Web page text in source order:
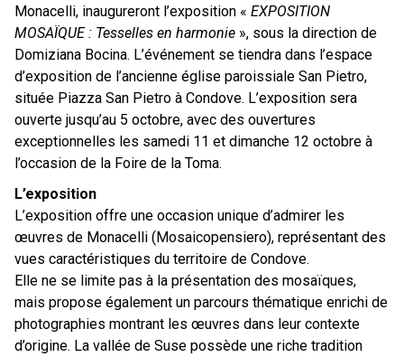
Monacelli, inaugureront l’exposition « EXPOSITION
MOSAÏQUE : Tesselles en harmonie », sous la direction de
Domiziana Bocina. L’événement se tiendra dans l’espace
d’exposition de l’ancienne église paroissiale San Pietro,
située Piazza San Pietro à Condove. L’exposition sera
ouverte jusqu’au 5 octobre, avec des ouvertures
exceptionnelles les samedi 11 et dimanche 12 octobre à
l’occasion de la Foire de la Toma.
L’exposition
L’exposition offre une occasion unique d’admirer les
œuvres de Monacelli (Mosaicopensiero), représentant des
vues caractéristiques du territoire de Condove.
Elle ne se limite pas à la présentation des mosaïques,
mais propose également un parcours thématique enrichi de
photographies montrant les œuvres dans leur contexte
d’origine. La vallée de Suse possède une riche tradition